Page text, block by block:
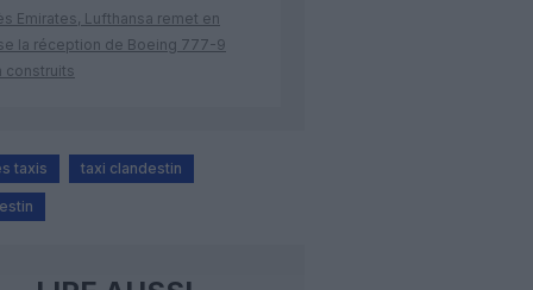
Emirates, Lufthansa remet en
la réception de Boeing 777-9
construits
taxis taxi clandestin